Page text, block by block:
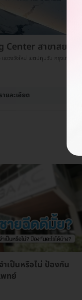
สาขาสยาม
ขวงวังใหม่ เขตปทุมวัน กรุงเทพมหา
ายละเอียด
เป็นหรือไม่ ป้องกัน
พทย์